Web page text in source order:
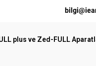
plus ve Zed-FULL